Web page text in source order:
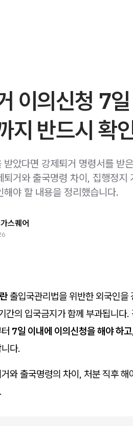
이의신청 7
지 반드시 확
받았다면 강제퇴거 명령서를 받
퇴거와 출국명령 차이, 집행정지
해야 할 내용을 정리했습니다.
스퀘어
출입국관리법을 위반한 외국인을
간의 입국금지가 함께 부과됩니다
7일 이내에 이의신청을 해야 하고
다.
와 출국명령의 차이, 처분 직후